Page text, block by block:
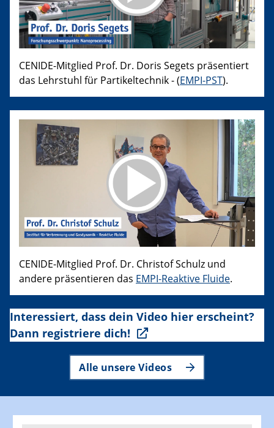
CENIDE-Mitglied Prof. Dr. Doris Segets präsentiert
das Lehrstuhl für Partikeltechnik - (EMPI-PST).
CENIDE-Mitglied Prof. Dr. Christof Schulz und
andere präsentieren das EMPI-Reaktive Fluide.
Interessiert, dass dein Video hier erscheint?
Dann registriere dich!
Alle unsere Videos